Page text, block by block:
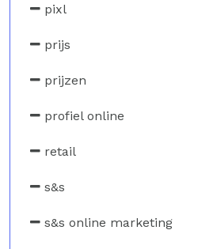
pixl
prijs
prijzen
profiel online
retail
s&s
s&s online marketing